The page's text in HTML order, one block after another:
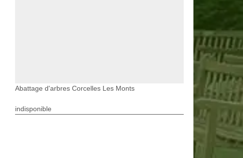
Abattage d'arbres Corcelles Les Monts
indisponible